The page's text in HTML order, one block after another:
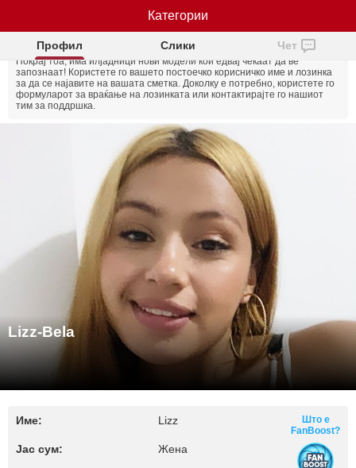
Lizz-Bela
Страницата сега има сосема
нов дизајн и Токените се многу поевтини!
Покрај тоа, има илјадници нови модели кои едвај чекаат да ве
запознаат! Користете го вашето постоечко корисничко име и лозинка
за да се најавите на вашата сметка. Доколку е потребно, користете го
формуларот за враќање на лозинката или контактирајте го нашиот
тим за поддршка.
Профил Слики Чет
Lizz-Bela
Име: Lizz
Јас сум: Жена
Што е
FanBoost?
Категории